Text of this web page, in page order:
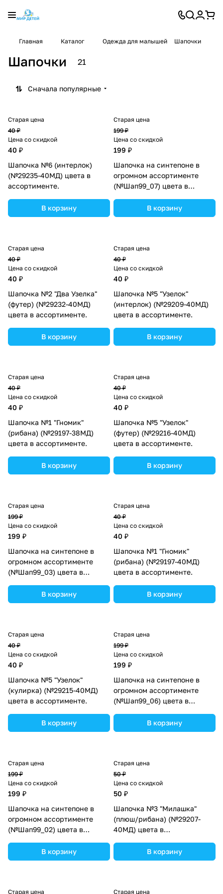
Главная Каталог Одежда для малышей Шапочки
Шапочки 21
Сначала популярные
Старая цена
40 ₽
Цена со скидкой
40 ₽
Шапочка №6 (интерлок)
(№29235-40МД) цвета в
ассортименте.
В корзину
Старая цена
199 ₽
Цена со скидкой
199 ₽
Шапочка на синтепоне в
огромном ассортименте
(№Шап99_07) цвета в
В корзину
Старая цена
40 ₽
Цена со скидкой
40 ₽
Шапочка №2 "Два Узелка"
(футер) (№29232-40МД)
цвета в ассортименте.
В корзину
Старая цена
40 ₽
Цена со скидкой
40 ₽
Шапочка №5 "Узелок"
(интерлок) (№29209-40МД)
цвета в ассортименте.
В корзину
Старая цена
40 ₽
Цена со скидкой
40 ₽
Шапочка №1 "Гномик"
(рибана) (№29197-38МД)
цвета в ассортименте.
В корзину
Старая цена
40 ₽
Цена со скидкой
40 ₽
Шапочка №5 "Узелок"
(футер) (№29216-40МД)
цвета в ассортименте.
В корзину
Старая цена
199 ₽
Цена со скидкой
199 ₽
Шапочка на синтепоне в
огромном ассортименте
(№Шап99_03) цвета в
В корзину
Старая цена
40 ₽
Цена со скидкой
40 ₽
Шапочка №1 "Гномик"
(рибана) (№29197-40МД)
цвета в ассортименте.
В корзину
Старая цена
40 ₽
Цена со скидкой
40 ₽
Шапочка №5 "Узелок"
(кулирка) (№29215-40МД)
цвета в ассортименте.
В корзину
Старая цена
199 ₽
Цена со скидкой
199 ₽
Шапочка на синтепоне в
огромном ассортименте
(№Шап99_06) цвета в
В корзину
Старая цена
199 ₽
Цена со скидкой
199 ₽
Шапочка на синтепоне в
огромном ассортименте
(№Шап99_02) цвета в
В корзину
Старая цена
50 ₽
Цена со скидкой
50 ₽
Шапочка №3 "Милашка"
(плюш/рибана) (№29207-
40МД) цвета в
В корзину
Старая цена Старая цена